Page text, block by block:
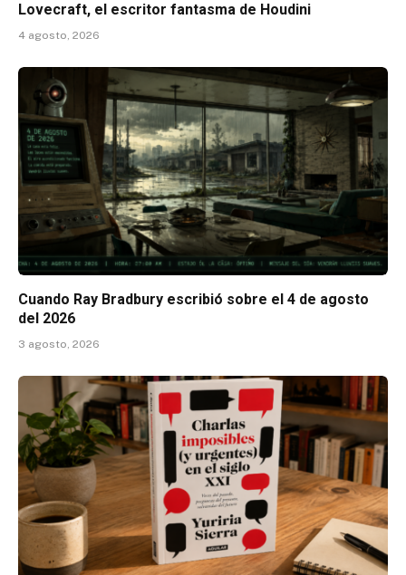
Lovecraft, el escritor fantasma de Houdini
4 agosto, 2026
Cuando Ray Bradbury escribió sobre el 4 de agosto
del 2026
3 agosto, 2026